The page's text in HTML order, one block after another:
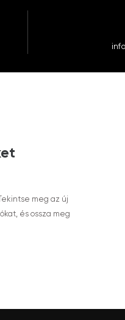
meg az új
és ossza meg